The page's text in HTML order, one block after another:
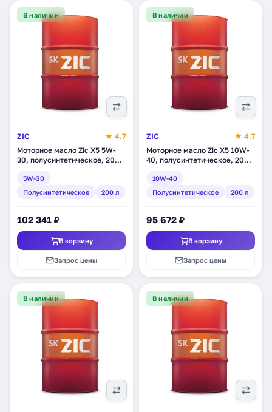
В наличии
ZIC
★ 4.7
Моторное масло Zic X5 5W-
30, полусинтетическое, 200 л
5W-30
Полусинтетическое
200 л
102 341 ₽
В корзину
Запрос цены
В наличии
ZIC
★ 4.7
Моторное масло Zic X5 10W-
40, полусинтетическое, 200 л
10W-40
Полусинтетическое
200 л
95 672 ₽
В корзину
Запрос цены
В наличии В наличии